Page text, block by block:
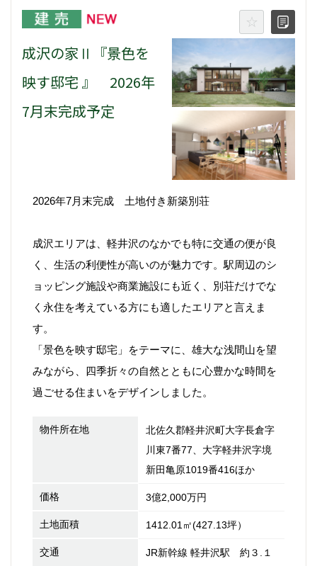
成沢の家Ⅱ『景色を
映す邸宅 』 2026年
7月末完成予定
2026年7月末完成 土地付き新築別荘
成沢エリアは、軽井沢のなかでも特に交通の便が良
く、生活の利便性が高いのが魅力です。駅周辺のシ
ョッピング施設や商業施設にも近く、別荘だけでな
く永住を考えている方にも適したエリアと言えま
す。
「景色を映す邸宅」をテーマに、雄大な浅間山を望
みながら、四季折々の自然とともに心豊かな時間を
過ごせる住まいをデザインしました。
物件所在地
北佐久郡軽井沢町大字長倉字
川東7番77、大字軽井沢字境
新田亀原1019番416ほか
価格 3億2,000万円
土地面積 1412.01㎡(427.13坪）
交通 JR新幹線 軽井沢駅 約３.１